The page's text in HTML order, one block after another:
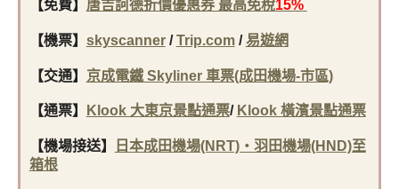
【免費】 唐吉訶德折價優惠券 最高免稅15%
【機票】 skyscanner/Trip.com/易遊網
【交通】 京成電鐵 Skyliner 車票(成田機場-市區)
【通票】 Klook 大東京景點通票/ Klook 橫濱景點通票
【機場接送】
日本成田機場(NRT)・羽田機場(HND)至
箱根